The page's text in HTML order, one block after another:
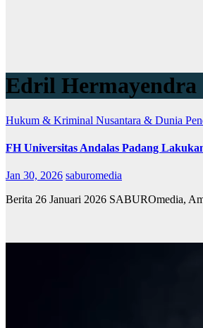
Edril Hermayendra
Hukum & Kriminal Nusantara & Dunia
FH Universitas Andalas Padang
Jan 30, 2026 saburomedia
Berita 26 Januari 2026 SABUROmedia,